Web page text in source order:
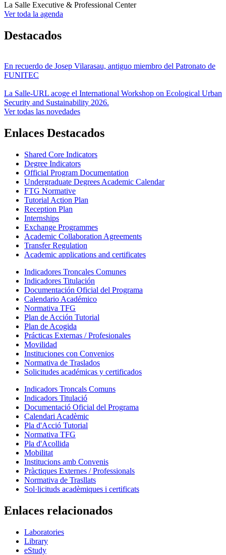
La Salle Executive & Professional Center
Ver toda la agenda
Destacados
En recuerdo de Josep Vilarasau, antiguo miembro del Patronato de
FUNITEC
La Salle-URL acoge el International Workshop on Ecological Urban
Security and Sustainability 2026.
Ver todas las novedades
Enlaces Destacados
Shared Core Indicators
Degree Indicators
Official Program Documentation
Undergraduate Degrees Academic Calendar
FTG Normative
Tutorial Action Plan
Reception Plan
Internships
Exchange Programmes
Academic Collaboration Agreements
Transfer Regulation
Academic applications and certificates
Indicadores Troncales Comunes
Indicadores Titulación
Documentación Oficial del Programa
Calendario Académico
Normativa TFG
Plan de Acción Tutorial
Plan de Acogida
Prácticas Externas / Profesionales
Movilidad
Instituciones con Convenios
Normativa de Traslados
Solicitudes académicas y certificados
Indicadors Troncals Comuns
Indicadors Titulació
Documentació Oficial del Programa
Calendari Acadèmic
Pla d'Acció Tutorial
Normativa TFG
Pla d'Acollida
Mobilitat
Institucions amb Convenis
Pràctiques Externes / Professionals
Normativa de Trasllats
Sol·licituds acadèmiques i certificats
Enlaces relacionados
Laboratories
Library
eStudy